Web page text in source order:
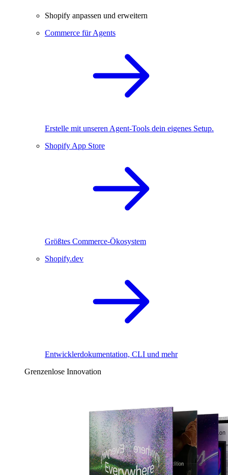
Shopify anpassen und erweitern
Commerce für Agents
Erstelle mit unseren Agent-Tools dein eigenes Setup.
Shopify App Store
Größtes Commerce-Ökosystem
Shopify.dev
Entwicklerdokumentation, CLI und mehr
Grenzenlose Innovation